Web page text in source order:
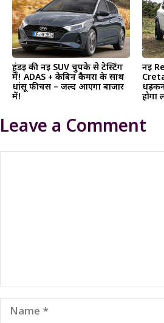
हुंडई की नई SUV चुपके से टेस्टिंग
में! ADAS + केबिन कैमरा के साथ
धांसू फीचर्स – जल्द आएगा बाजार
में!
नई
होगा
Leave a Comment
Name